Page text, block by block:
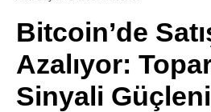
Bitcoin’de
Azalıyor:
Sinyali